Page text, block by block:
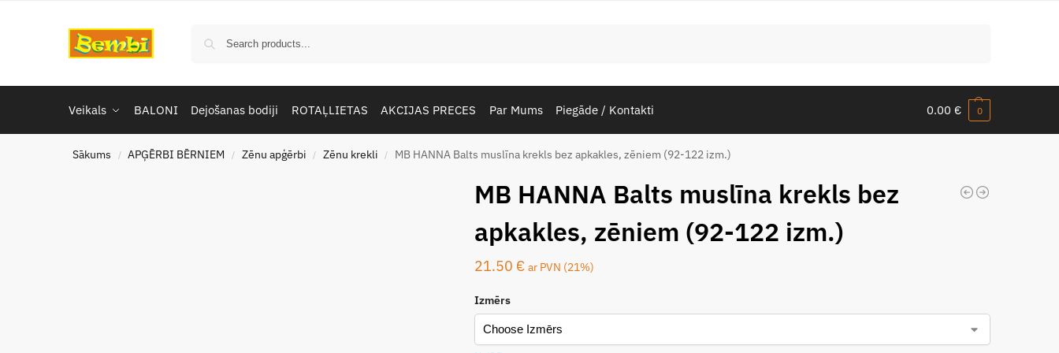
Veikals BALONI Dejošanas bodiji ROTAĻLIETAS AKCIJAS PRECES Par Mums Piegāde / Kontakti 0.00 € 0
Sākums / APĢĒRBI BĒRNIEM / Zēnu apģērbi / Zēnu krekli / MB HANNA Balts muslīna krekls bez apkakles, zēniem (92-122 izm.)
MB HANNA Balts muslīna krekls bez
apkakles, zēniem (92-122 izm.)
21.50 € ar PVN (21%)
Izmērs